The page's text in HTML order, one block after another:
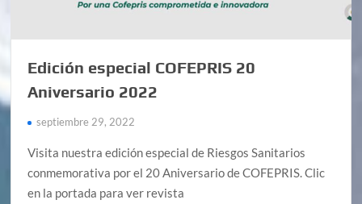
Edición especial COFEPRIS 20
Aniversario 2022
septiembre 29, 2022
Visita nuestra edición especial de Riesgos Sanitarios
conmemorativa por el 20 Aniversario de COFEPRIS. Clic
en la portada para ver revista